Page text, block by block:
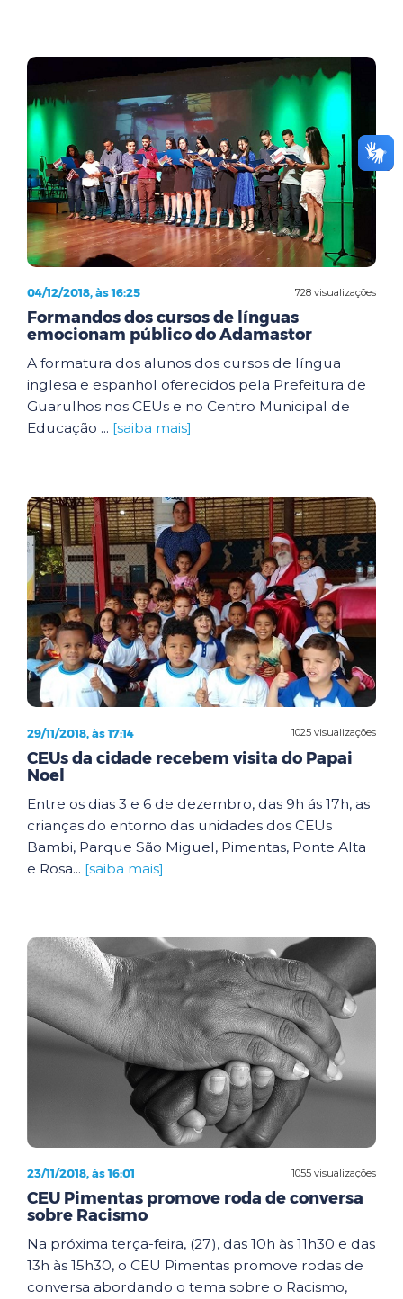
728 visualizações
04/12/2018, às 16:25
Formandos dos cursos de línguas
emocionam público do Adamastor
A formatura dos alunos dos cursos de língua
inglesa e espanhol oferecidos pela Prefeitura de
Guarulhos nos CEUs e no Centro Municipal de
Educação ... [saiba mais]
1025 visualizações
29/11/2018, às 17:14
CEUs da cidade recebem visita do Papai
Noel
Entre os dias 3 e 6 de dezembro, das 9h ás 17h, as
crianças do entorno das unidades dos CEUs
Bambi, Parque São Miguel, Pimentas, Ponte Alta
e Rosa... [saiba mais]
1055 visualizações
23/11/2018, às 16:01
CEU Pimentas promove roda de conversa
sobre Racismo
Na próxima terça-feira, (27), das 10h às 11h30 e das
13h às 15h30, o CEU Pimentas promove rodas de
conversa abordando o tema sobre o Racismo,